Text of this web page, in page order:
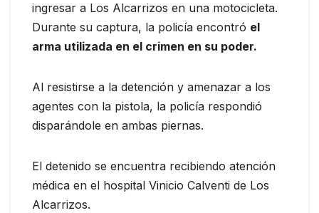
ingresar a Los Alcarrizos en una motocicleta.
Durante su captura, la policía encontró el
arma utilizada en el crimen en su poder.
Al resistirse a la detención y amenazar a los
agentes con la pistola, la policía respondió
disparándole en ambas piernas.
El detenido se encuentra recibiendo atención
médica en el hospital Vinicio Calventi de Los
Alcarrizos.